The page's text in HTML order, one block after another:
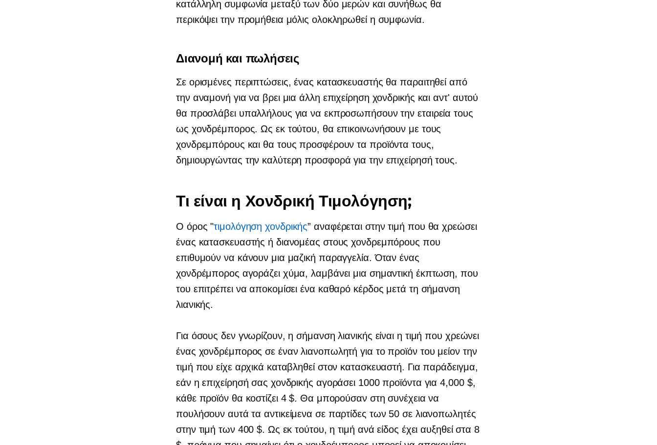
κατάλληλη συμφωνία μεταξύ των δύο μερών και συνήθως θα
περικόψει την προμήθεια μόλις ολοκληρωθεί η συμφωνία.
Διανομή και πωλήσεις
Σε ορισμένες περιπτώσεις, ένας κατασκευαστής θα παραιτηθεί από
την αναμονή για να βρει μια άλλη επιχείρηση χονδρικής και αντ' αυτού
θα προσλάβει υπαλλήλους για να εκπροσωπήσουν την εταιρεία τους
ως χονδρέμπορος. Ως εκ τούτου, θα επικοινωνήσουν με τους
χονδρεμπόρους και θα τους προσφέρουν τα προϊόντα τους,
δημιουργώντας την καλύτερη προσφορά για την επιχείρησή τους.
Τι είναι η Χονδρική Τιμολόγηση;
Ο όρος "τιμολόγηση χονδρικής” αναφέρεται στην τιμή που θα χρεώσει
ένας κατασκευαστής ή διανομέας στους χονδρεμπόρους που
επιθυμούν να κάνουν μια μαζική παραγγελία. Όταν ένας
χονδρέμπορος αγοράζει χύμα, λαμβάνει μια σημαντική έκπτωση, που
του επιτρέπει να αποκομίσει ένα καθαρό κέρδος μετά τη σήμανση
λιανικής.
Για όσους δεν γνωρίζουν, η σήμανση λιανικής είναι η τιμή που χρεώνει
ένας χονδρέμπορος σε έναν λιανοπωλητή για το προϊόν του μείον την
τιμή που είχε αρχικά καταβληθεί στον κατασκευαστή. Για παράδειγμα,
εάν η επιχείρησή σας χονδρικής αγοράσει 1000 προϊόντα για 4,000 $,
κάθε προϊόν θα κοστίζει 4 $. Θα μπορούσαν στη συνέχεια να
πουλήσουν αυτά τα αντικείμενα σε παρτίδες των 50 σε λιανοπωλητές
στην τιμή των 400 $. Ως εκ τούτου, η τιμή ανά είδος έχει αυξηθεί στα 8